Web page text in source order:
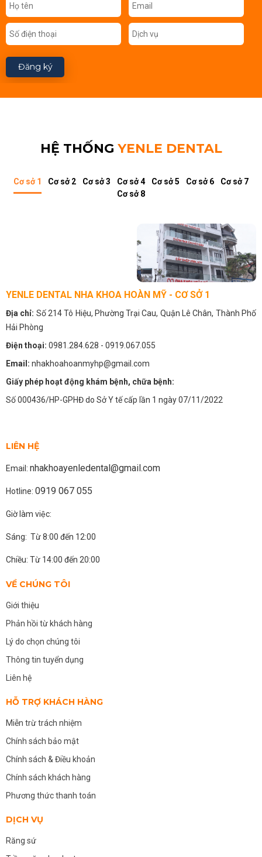
Đăng ký
HỆ THỐNG YENLE DENTAL
Cơ sở 1 Cơ sở 2 Cơ sở 3 Cơ sở 4 Cơ sở 5 Cơ sở 6
Cơ sở 7
Cơ sở 8
YENLE DENTAL NHA KHOA HOÀN MỸ - CƠ SỞ 1
Địa chỉ: Số 214 Tô Hiệu, Phường Trại Cau, Quận Lê Chân, Thành Phố
Hải Phòng
Điện thoại: 0981.284.628 - 0919.067.055
Email: nhakhoahoanmyhp@gmail.com
Giấy phép hoạt động khám bệnh, chữa bệnh:
Số 000436/HP-GPHĐ do Sở Y tế cấp lần 1 ngày 07/11/2022
LIÊN HỆ
Email: nhakhoayenledental@gmail.com
Hotline: 0919 067 055
Giờ làm việc:
Sáng: Từ 8:00 đến 12:00
Chiều: Từ 14:00 đến 20:00
VỀ CHÚNG TÔI
Giới thiệu
Phản hồi từ khách hàng
Lý do chọn chúng tôi
Thông tin tuyển dụng
Liên hệ
HỖ TRỢ KHÁCH HÀNG
Miễn trừ trách nhiệm
Chính sách bảo mật
Chính sách & Điều khoản
Chính sách khách hàng
Phương thức thanh toán
DỊCH VỤ
Răng sứ